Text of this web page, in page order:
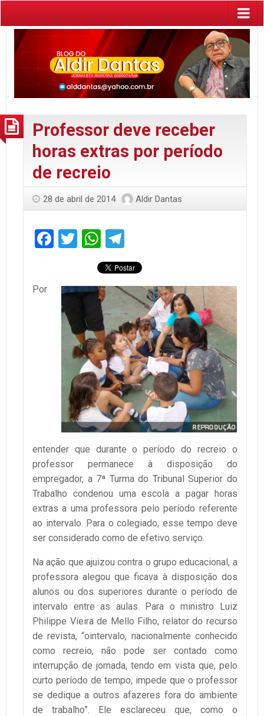
Professor deve receber
horas extras por período
de recreio
28 de abril de 2014 Aldir Dantas
Facebook
TwitterWhatsApp
Por
entender que durante o período do recreio o
professor permanece à disposição do
empregador, a 7ª Turma do Tribunal Superior do
Trabalho condenou uma escola a pagar horas
extras a uma professora pelo período referente
ao intervalo. Para o colegiado, esse tempo deve
ser considerado como de efetivo serviço.
Na ação que ajuizou contra o grupo educacional, a
professora alegou que ficava à disposição dos
alunos ou dos superiores durante o período de
intervalo entre as aulas. Para o ministro Luiz
Philippe Vieira de Mello Filho, relator do recurso
de revista, “ointervalo, nacionalmente conhecido
como recreio, não pode ser contado como
interrupção de jornada, tendo em vista que, pelo
curto período de tempo, impede que o professor
se dedique a outros afazeres fora do ambiente
de trabalho”. Ele esclareceu que, como o